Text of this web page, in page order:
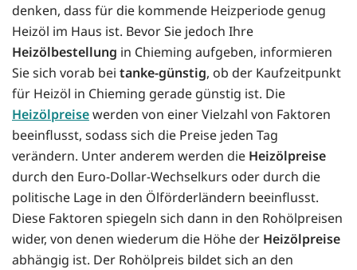
denken, dass für die kommende Heizperiode genug
Heizöl im Haus ist. Bevor Sie jedoch Ihre
Heizölbestellung in Chieming aufgeben, informieren
Sie sich vorab bei tanke-günstig, ob der Kaufzeitpunkt
für Heizöl in Chieming gerade günstig ist. Die
Heizölpreisewerden von einer Vielzahl von Faktoren
beeinflusst, sodass sich die Preise jeden Tag
verändern. Unter anderem werden die Heizölpreise
durch den Euro-Dollar-Wechselkurs oder durch die
politische Lage in den Ölförderländern beeinflusst.
Diese Faktoren spiegeln sich dann in den Rohölpreisen
wider, von denen wiederum die Höhe der Heizölpreise
abhängig ist. Der Rohölpreis bildet sich an den